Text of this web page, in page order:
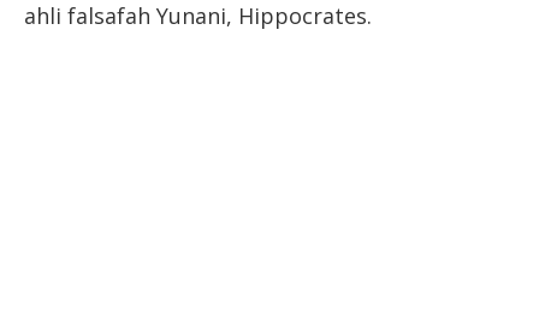
ahli falsafah Yunani, Hippocrates.